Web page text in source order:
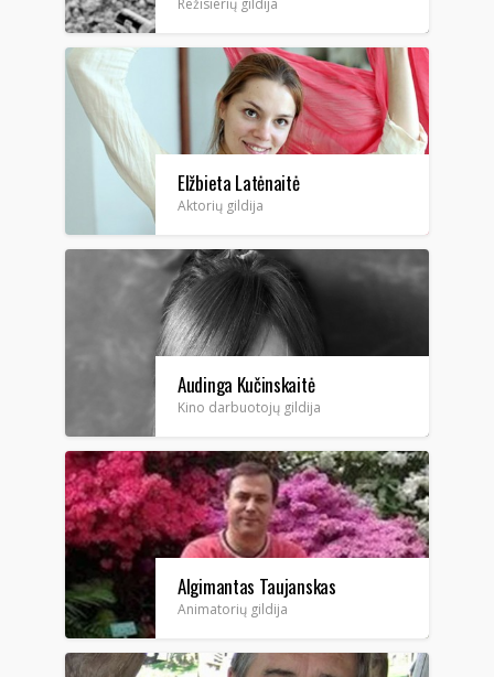
Režisierių gildija
Elžbieta Latėnaitė
Aktorių gildija
Audinga Kučinskaitė
Kino darbuotojų gildija
Algimantas Taujanskas
Animatorių gildija